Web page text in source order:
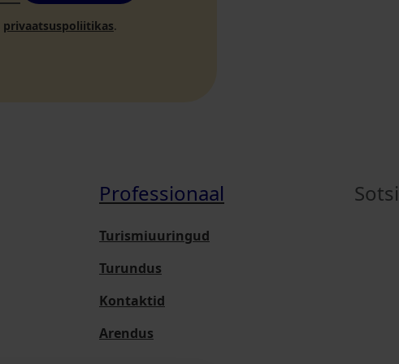
privaatsuspoliitikas.
Professionaal
Turismiuuringud
Turundus
Kontaktid
Arendus